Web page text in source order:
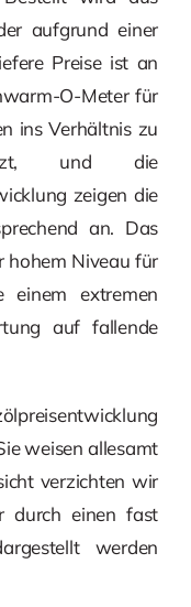
aufgrund einer
Preise ist an
O-Meter für
ins Verhältnis zu
und die
zeigen die
an. Das
hohem Niveau für
einem extremen
auf fallende
weisen allesamt
verzichten wir
durch einen fast
werden